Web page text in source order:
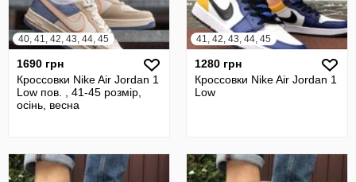
40, 41, 42, 43, 44, 45
1690 грн
Кроссовки Nike Air Jordan 1
Low пов. , 41-45 розмір,
осінь, весна
41, 42, 43, 44, 45
1280 грн
Кроссовки Nike Air Jordan 1
Low